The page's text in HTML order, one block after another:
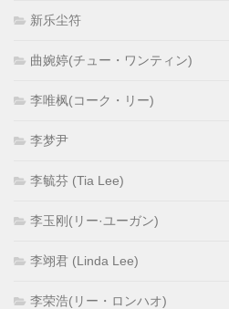
新乐尘符
曲婉婷(チュー・ワンティン)
李唯枫(コーク・リー)
李梦尹
李毓芬 (Tia Lee)
李玉刚(リー·ユーガン)
李翊君 (Linda Lee)
李荣浩(リー・ロンハオ)